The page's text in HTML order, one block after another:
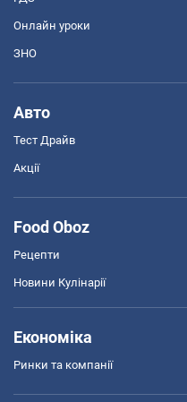
Онлайн уроки
ЗНО
Авто
Тест Драйв
Акції
Food Oboz
Рецепти
Новини Кулінарії
Економіка
Ринки та компанії